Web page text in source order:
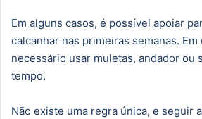
Em alguns casos, é possível apoiar
calcanhar nas primeiras semanas.
necessário usar muletas, andador ou
tempo.
Não existe uma regra única, e seguir